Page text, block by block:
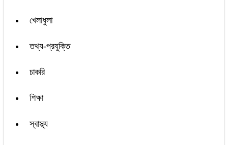
খেলাধুলা
তথ্য-প্রযুক্তি
চাকরি
শিক্ষা
স্বাস্থ্য